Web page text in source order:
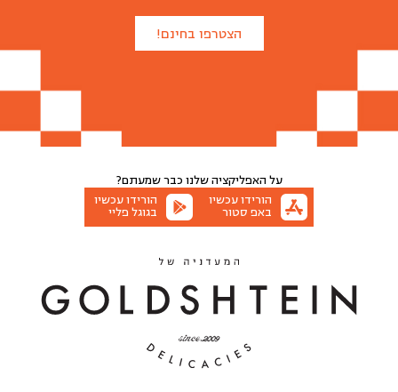
הצטרפו בחינם!
על האפליקציה שלנו כבר שמעתם?
הורידו עכשיו
באפ סטור
הורידו עכשיו
בגוגל פליי